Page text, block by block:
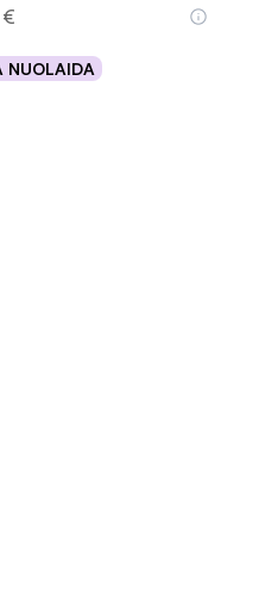
€
NUOLAIDA
krepšelį